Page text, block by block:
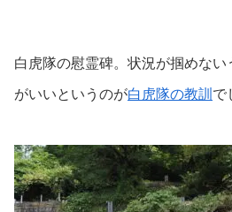
白虎隊の慰霊碑。状況が掴めな
がいいというのが白虎隊の教訓 で